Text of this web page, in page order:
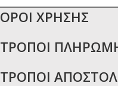
ΟΡΟΙ ΧΡΗΣΗΣ
ΤΡΟΠΟΙ
ΤΡΟΠΟΙ